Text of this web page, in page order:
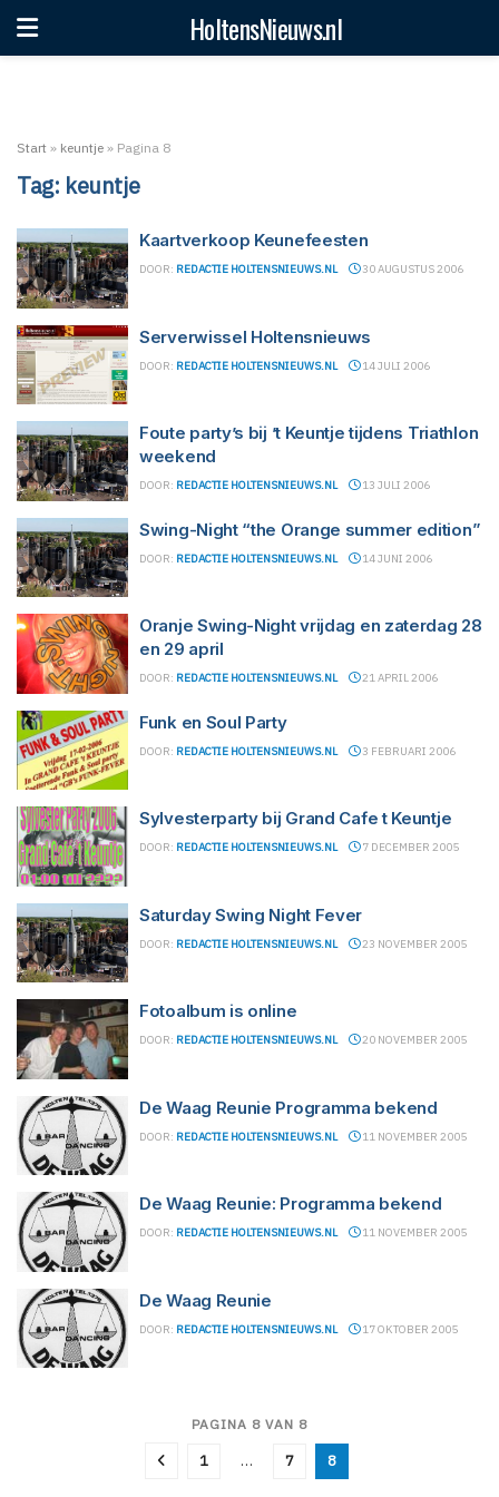
HoltensNieuws.nl
Start » keuntje » Pagina 8
Tag: keuntje
Kaartverkoop Keunefeesten
DOOR: REDACTIE HOLTENSNIEUWS.NL 30 AUGUSTUS 2006
Serverwissel Holtensnieuws
DOOR: REDACTIE HOLTENSNIEUWS.NL 14 JULI 2006
Foute party’s bij ’t Keuntje tijdens Triathlon
weekend
DOOR: REDACTIE HOLTENSNIEUWS.NL 13 JULI 2006
Swing-Night “the Orange summer edition”
DOOR: REDACTIE HOLTENSNIEUWS.NL 14 JUNI 2006
Oranje Swing-Night vrijdag en zaterdag 28
en 29 april
DOOR: REDACTIE HOLTENSNIEUWS.NL 21 APRIL 2006
Funk en Soul Party
DOOR: REDACTIE HOLTENSNIEUWS.NL 3 FEBRUARI 2006
Sylvesterparty bij Grand Cafe t Keuntje
DOOR: REDACTIE HOLTENSNIEUWS.NL 7 DECEMBER 2005
Saturday Swing Night Fever
DOOR: REDACTIE HOLTENSNIEUWS.NL 23 NOVEMBER 2005
Fotoalbum is online
DOOR: REDACTIE HOLTENSNIEUWS.NL 20 NOVEMBER 2005
De Waag Reunie Programma bekend
DOOR: REDACTIE HOLTENSNIEUWS.NL 11 NOVEMBER 2005
De Waag Reunie: Programma bekend
DOOR: REDACTIE HOLTENSNIEUWS.NL 11 NOVEMBER 2005
De Waag Reunie
DOOR: REDACTIE HOLTENSNIEUWS.NL 17 OKTOBER 2005
PAGINA 8 VAN 8
1 … 7 8